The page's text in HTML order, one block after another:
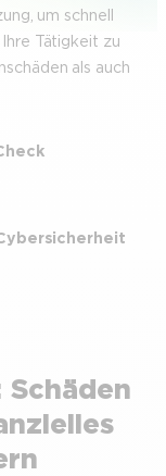
um schnell
Tätigkeit zu
als auch